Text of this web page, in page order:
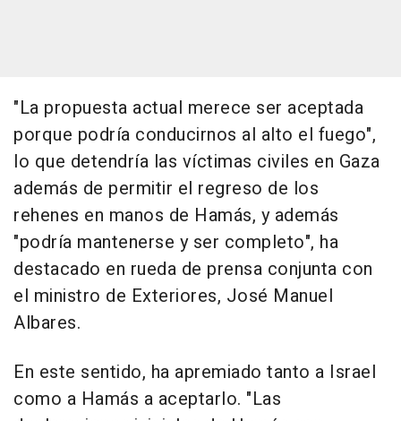
"La propuesta actual merece ser aceptada
porque podría conducirnos al alto el fuego",
lo que detendría las víctimas civiles en Gaza
además de permitir el regreso de los
rehenes en manos de Hamás, y además
"podría mantenerse y ser completo", ha
destacado en rueda de prensa conjunta con
el ministro de Exteriores, José Manuel
Albares.
En este sentido, ha apremiado tanto a Israel
como a Hamás a aceptarlo. "Las